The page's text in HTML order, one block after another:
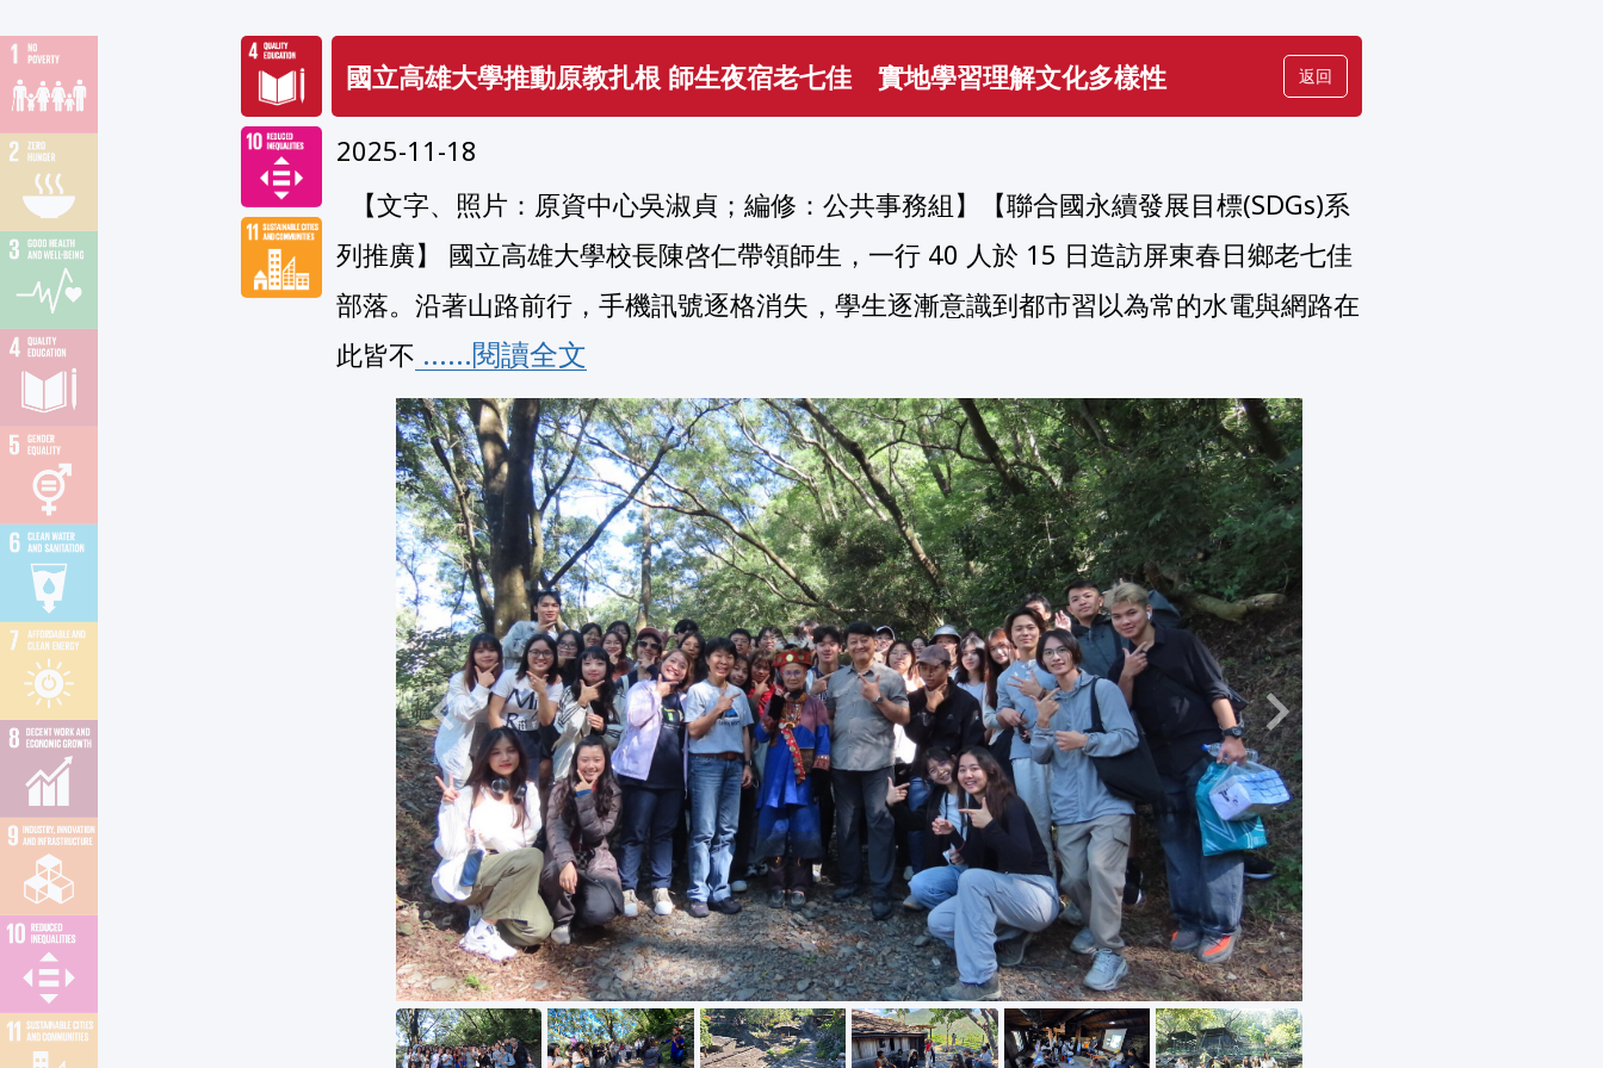
國立高雄大學推動原教扎根 師生夜宿老七佳 實地學習理解文化多樣性 返回
2025-11-18
列推廣】 國立高雄大學校長陳啓仁帶領師生，一行 40 人於 15 日造訪屏東春日鄉老七佳
部落。沿著山路前行，手機訊號逐格消失，學生逐漸意識到都市習以為常的水電與網路在
此皆不 ......閱讀全文